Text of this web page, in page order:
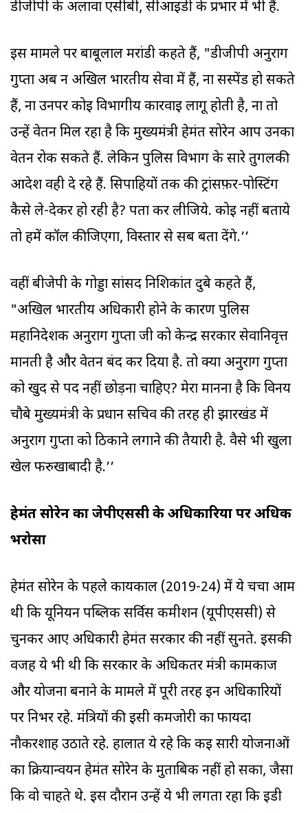
डीजीपी के अलावा एसीबी, सीआईडी के प्रभार में भी हैं.
इस मामले पर बाबूलाल मरांडी कहते हैं, "डीजीपी अनुराग
गुप्ता अब न अखिल भारतीय सेवा में हैं, ना सस्पेंड हो सकते
हैं, ना उनपर कोई विभागीय कार्रवाई लागू होती है, ना तो
उन्हें वेतन मिल रहा है कि मुख्यमंत्री हेमंत सोरेन आप उनका
वेतन रोक सकते हैं. लेकिन पुलिस विभाग के सारे तुगलकी
आदेश वही दे रहे हैं. सिपाहियों तक की ट्रांसफ़र-पोस्टिंग
कैसे ले-देकर हो रही है? पता कर लीजिये. कोई नहीं बताये
तो हमें कॉल कीजिएगा, विस्तार से सब बता देंगे.’’
वहीं बीजेपी के गोड्डा सांसद निशिकांत दुबे कहते हैं,
"अखिल भारतीय अधिकारी होने के कारण पुलिस
महानिदेशक अनुराग गुप्ता जी को केन्द्र सरकार सेवानिवृत्त
मानती है और वेतन बंद कर दिया है. तो क्या अनुराग गुप्ता
को खुद से पद नहीं छोड़ना चाहिए? मेरा मानना है कि विनय
चौबे मुख्यमंत्री के प्रधान सचिव की तरह ही झारखंड में
अनुराग गुप्ता को ठिकाने लगाने की तैयारी है. वैसे भी खुला
खेल फर्रुखाबादी है.’’
हेमंत सोरेन का जेपीएससी के अधिकारियों पर अधिक
भरोसा
हेमंत सोरेन के पहले कार्यकाल (2019-24) में ये चर्चा आम
थी कि यूनियन पब्लिक सर्विस कमीशन (यूपीएससी) से
चुनकर आए अधिकारी हेमंत सरकार की नहीं सुनते. इसकी
वजह ये भी थी कि सरकार के अधिकतर मंत्री कामकाज
और योजना बनाने के मामले में पूरी तरह इन अधिकारियों
पर निर्भर रहे. मंत्रियों की इसी कमजोरी का फायदा
नौकरशाह उठाते रहे. हालात ये रहे कि कई सारी योजनाओं
का क्रियान्वयन हेमंत सोरेन के मुताबिक नहीं हो सका, जैसा
कि वो चाहते थे. इस दौरान उन्हें ये भी लगता रहा कि ईडी